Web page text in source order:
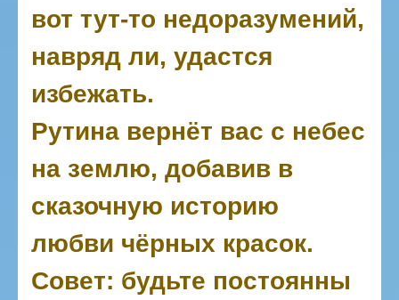
вот тут-то недоразумений,
навряд ли, удастся
избежать.
Рутина вернёт вас с небес
на землю, добавив в
сказочную историю
любви чёрных красок.
Совет: будьте постоянны